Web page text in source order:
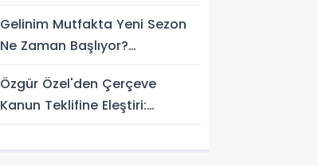
Ediliyor
Gelinim Mutfakta Yeni Sezon
Ne Zaman Başlıyor?
Özgür Özel'den Çerçeve
Kanun Teklifine Eleştiri: